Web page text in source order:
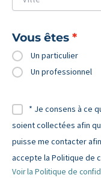
Vous êtes
Un particulier
Un professionnel
* Je consens à ce
soient collectées afin
puisse me contacter
accepte la Politique de
Voir la Politique de